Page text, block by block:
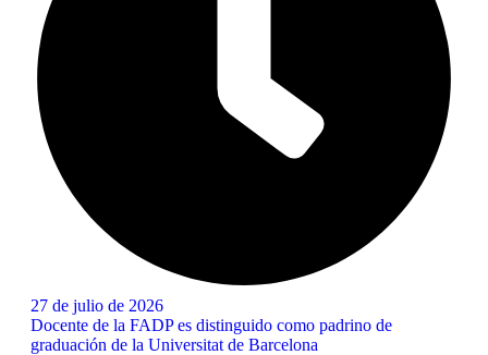
27 de julio de 2026
Docente de la FADP es distinguido como padrino de
graduación de la Universitat de Barcelona